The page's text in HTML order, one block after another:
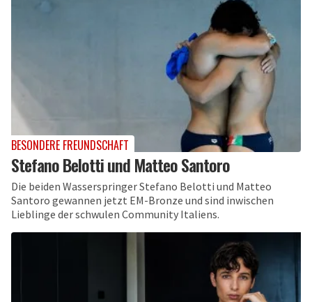
BESONDERE FREUNDSCHAFT
Stefano Belotti und Matteo Santoro
Die beiden Wasserspringer Stefano Belotti und Matteo
Santoro gewannen jetzt EM-Bronze und sind inwischen
Lieblinge der schwulen Community Italiens.